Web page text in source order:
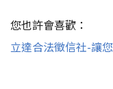
您也許會喜歡：
立達合法徵信社-讓